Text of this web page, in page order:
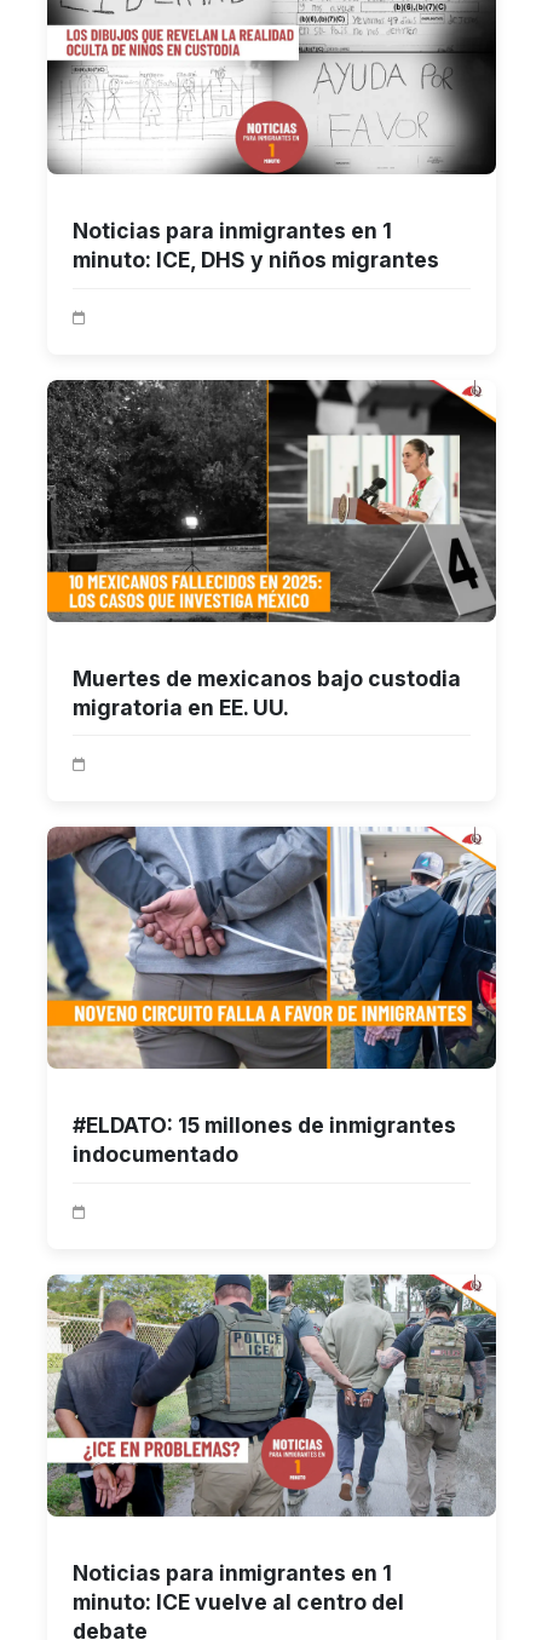
Noticias para inmigrantes en 1
minuto: ICE, DHS y niños migrantes
Muertes de mexicanos bajo custodia
migratoria en EE. UU.
#ELDATO: 15 millones de inmigrantes
indocumentado
Noticias para inmigrantes en 1
minuto: ICE vuelve al centro del
debate